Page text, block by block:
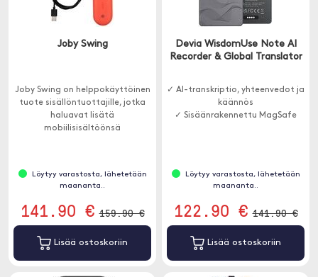
Joby Swing
Joby Swing on helppokäyttöinen
tuote sisällöntuottajille, jotka
haluavat lisätä
mobiilisisältöönsä
Löytyy varastosta, lähetetään
maananta..
141.90 € 159.90 €
Lisää ostoskoriin
Devia WisdomUse Note AI
Recorder & Global Translator
✓ AI-transkriptio, yhteenvedot ja
käännös
✓ Sisäänrakennettu MagSafe
Löytyy varastosta, lähetetään
maananta..
122.90 € 141.90 €
Lisää ostoskoriin